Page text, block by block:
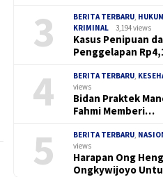
3 BERITA TERBARU
KRIMINAL
3,194 views
Kasus Penipuan
Penggelapan
4 BERITA TERBARU
views
Bidan Praktek
Fahmi Memberi…
5 BERITA TERBARU
views
Harapan Ong
Ongkywijoyo